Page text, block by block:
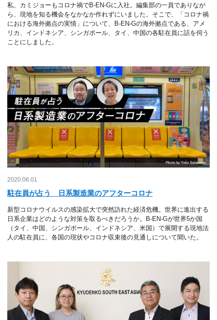
私、カミジョーもコロナ禍でB-EN-Gに入社。編集部の一員でありなが
ら、現地を知る機会をなかなか作れずにいました。そこで、「コロナ禍
における海外拠点の実情」について、B-EN-Gの海外拠点である、アメ
リカ、インドネシア、シンガポール、タイ、中国の各駐在員に話を伺う
ことにしました。
2020.06.01
駐在員が占う 日系製造業のアフターコロナ
新型コロナウイルスの感染拡大で突然訪れた経済危機。世界に進出する
日系企業はどのような対策を取るべきだろうか。B-EN-Gが世界5か国
（タイ、中国、シンガポール、インドネシア、米国）で展開する現地法
人の駐在員に、各国の現状やコロナ収束後の見通しについて聞いた。